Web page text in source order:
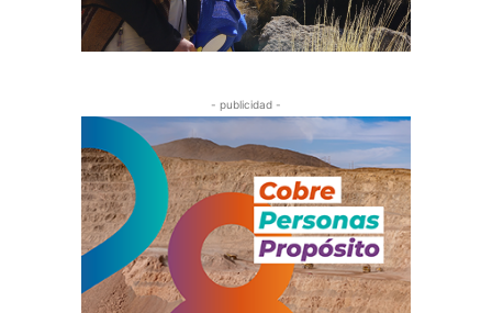
- publicidad -